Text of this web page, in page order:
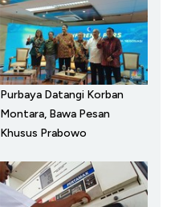
Purbaya Datangi Korban
Montara, Bawa Pesan
Khusus Prabowo